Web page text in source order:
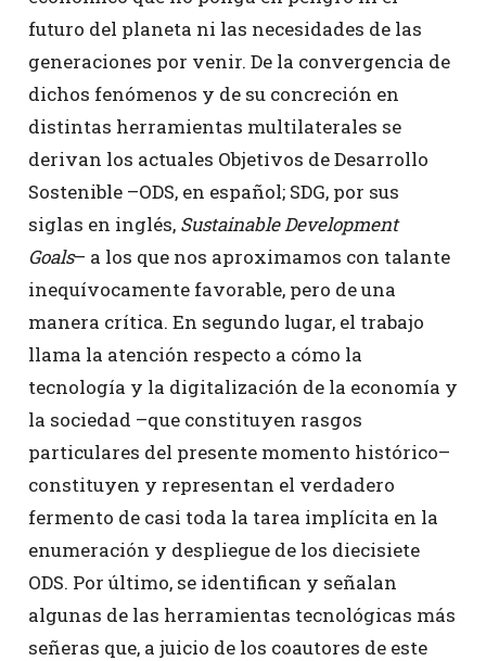
futuro del planeta ni las necesidades de las
generaciones por venir. De la convergencia de
dichos fenómenos y de su concreción en
distintas herramientas multilaterales se
derivan los actuales Objetivos de Desarrollo
Sostenible –ODS, en español; SDG, por sus
siglas en inglés, Sustainable Development
Goals– a los que nos aproximamos con talante
inequívocamente favorable, pero de una
manera crítica. En segundo lugar, el trabajo
llama la atención respecto a cómo la
tecnología y la digitalización de la economía y
la sociedad –que constituyen rasgos
particulares del presente momento histórico–
constituyen y representan el verdadero
fermento de casi toda la tarea implícita en la
enumeración y despliegue de los diecisiete
ODS. Por último, se identifican y señalan
algunas de las herramientas tecnológicas más
señeras que, a juicio de los coautores de este